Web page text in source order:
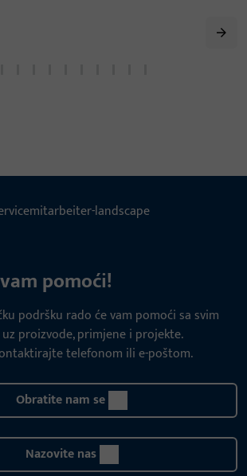
pomoći!
podršku rado će vam pomoći sa svim
proizvode, primjene i projekte.
telefonom ili e-poštom.
Obratite nam se
Nazovite nas